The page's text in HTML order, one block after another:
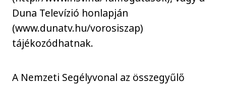
Duna Televízió honlapján
(www.dunatv.hu/vorosiszap)
tájékozódhatnak.
A Nemzeti Segélyvonal az összegyűlő